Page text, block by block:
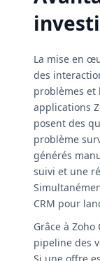
La mise en
des
problèmes et
applications
posent des
problème
générés
suivi et une
CRM pour
Grâce à
pipeline des